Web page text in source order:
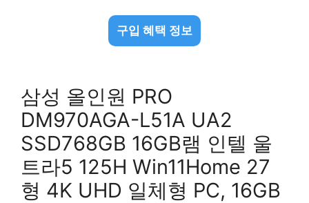
구입 혜택 정보
삼성 올인원 PRO
DM970AGA-L51A UA2
SSD768GB 16GB램 인텔 울
트라5 125H Win11Home 27
형 4K UHD 일체형 PC, 16GB